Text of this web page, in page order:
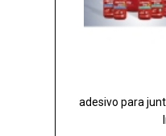
adesivo para